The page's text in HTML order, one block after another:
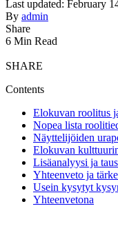
Last updated: February
By admin
Share
6 Min Read
SHARE
Contents
Elokuvan roolitus
Nopea lista
Näyttelijöiden
Elokuvan
Lisäanalyysi ja
Yhteenveto ja
Usein kysytyt
Yhteenvetona